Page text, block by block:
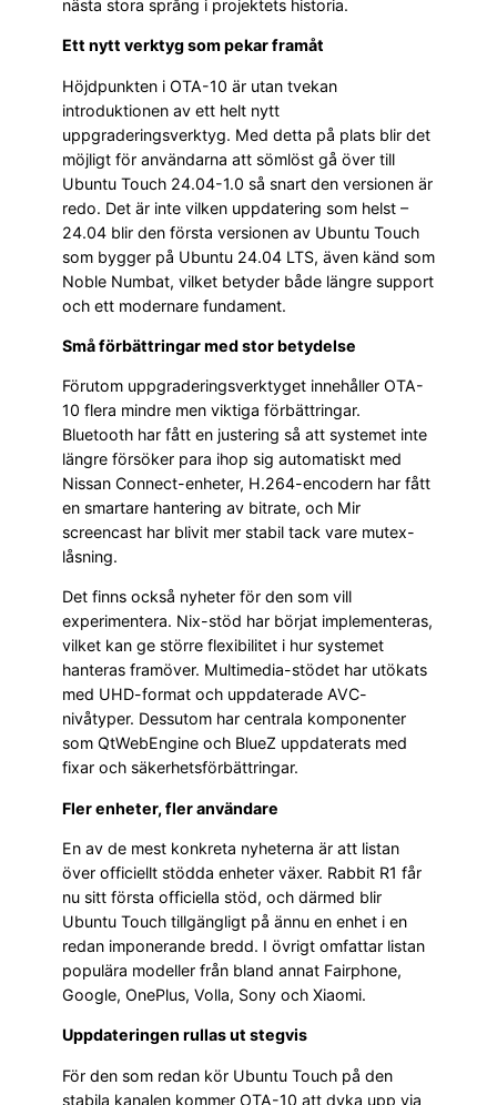
nästa stora språng i projektets historia.
Ett nytt verktyg som pekar framåt
Höjdpunkten i OTA-10 är utan tvekan
introduktionen av ett helt nytt
uppgraderingsverktyg. Med detta på plats blir det
möjligt för användarna att sömlöst gå över till
Ubuntu Touch 24.04-1.0 så snart den versionen är
redo. Det är inte vilken uppdatering som helst –
24.04 blir den första versionen av Ubuntu Touch
som bygger på Ubuntu 24.04 LTS, även känd som
Noble Numbat, vilket betyder både längre support
och ett modernare fundament.
Små förbättringar med stor betydelse
Förutom uppgraderingsverktyget innehåller OTA-
10 flera mindre men viktiga förbättringar.
Bluetooth har fått en justering så att systemet inte
längre försöker para ihop sig automatiskt med
Nissan Connect-enheter, H.264-encodern har fått
en smartare hantering av bitrate, och Mir
screencast har blivit mer stabil tack vare mutex-
låsning.
Det finns också nyheter för den som vill
experimentera. Nix-stöd har börjat implementeras,
vilket kan ge större flexibilitet i hur systemet
hanteras framöver. Multimedia-stödet har utökats
med UHD-format och uppdaterade AVC-
nivåtyper. Dessutom har centrala komponenter
som QtWebEngine och BlueZ uppdaterats med
fixar och säkerhetsförbättringar.
Fler enheter, fler användare
En av de mest konkreta nyheterna är att listan
över officiellt stödda enheter växer. Rabbit R1 får
nu sitt första officiella stöd, och därmed blir
Ubuntu Touch tillgängligt på ännu en enhet i en
redan imponerande bredd. I övrigt omfattar listan
populära modeller från bland annat Fairphone,
Google, OnePlus, Volla, Sony och Xiaomi.
Uppdateringen rullas ut stegvis
För den som redan kör Ubuntu Touch på den
stabila kanalen kommer OTA-10 att dyka upp via